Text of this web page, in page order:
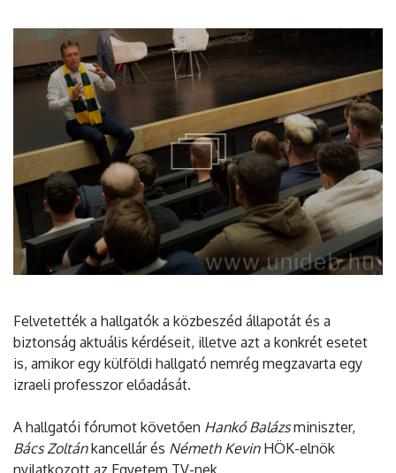
Felvetették a hallgatók a közbeszéd állapotát és a
biztonság aktuális kérdéseit, illetve azt a konkrét esetet
is, amikor egy külföldi hallgató nemrég megzavarta egy
izraeli professzor előadását.
A hallgatói fórumot követően Hankó Balázsminiszter,
Bács Zoltánkancellár és Németh KevinHÖK-elnök
nyilatkozott az Egyetem TV-nek.